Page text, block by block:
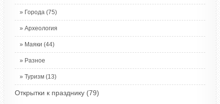
Города (75)
Археология
Маяки (44)
Разное
Туризм (13)
Открытки к празднику (79)